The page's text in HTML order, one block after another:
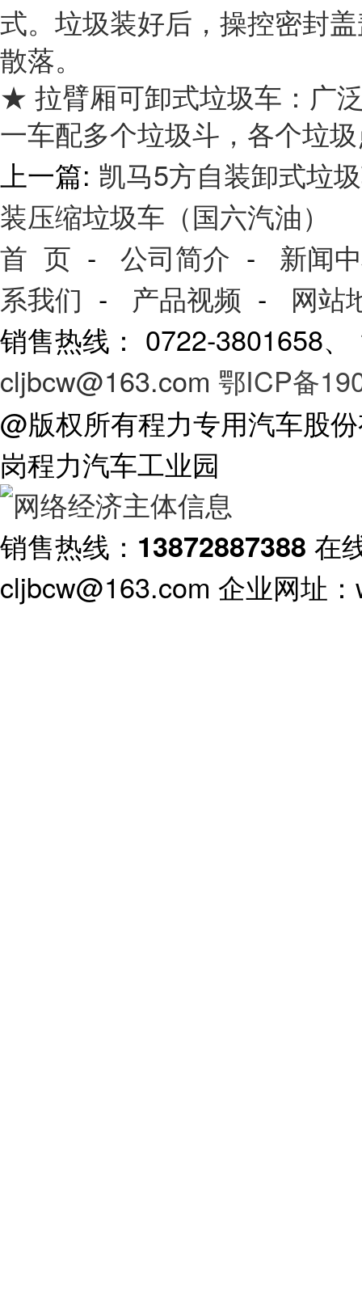
式。垃圾装好后，操控密封
散落。
★ 拉臂厢可卸式垃圾车：广
一车配多个垃圾斗，各个垃
上一篇: 凯马5方自装卸式垃
装压缩垃圾车（国六汽油）
首 页 - 公司简介 - 新闻
系我们 - 产品视频 - 网站
销售热线： 0722-3801658
cljbcw@163.com 鄂ICP备
@版权所有程力专用汽车股
岗程力汽车工业园
销售热线： 13872887388 在
cljbcw@163.com 企业网址